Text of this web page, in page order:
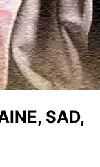
SAD,